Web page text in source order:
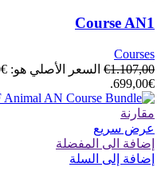
Course AN1
Courses
€1.107,00 السعر الأصلي هو: €1.107,00.
€699,00.
مقارنة
عرض سريع
إضافة الى المفضلة
إضافة إلى السلة